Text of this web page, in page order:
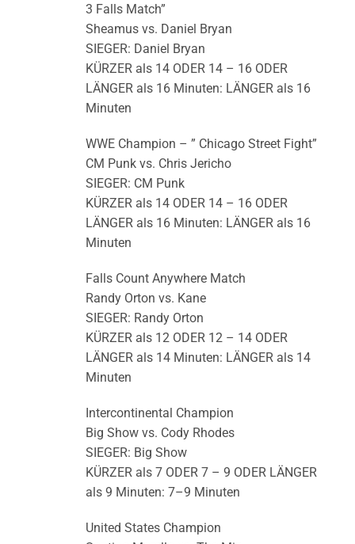
3 Falls Match”
Sheamus vs. Daniel Bryan
SIEGER: Daniel Bryan
KÜRZER als 14 ODER 14 – 16 ODER
LÄNGER als 16 Minuten: LÄNGER als 16
Minuten
WWE Champion – ” Chicago Street Fight”
CM Punk vs. Chris Jericho
SIEGER: CM Punk
KÜRZER als 14 ODER 14 – 16 ODER
LÄNGER als 16 Minuten: LÄNGER als 16
Minuten
Falls Count Anywhere Match
Randy Orton vs. Kane
SIEGER: Randy Orton
KÜRZER als 12 ODER 12 – 14 ODER
LÄNGER als 14 Minuten: LÄNGER als 14
Minuten
Intercontinental Champion
Big Show vs. Cody Rhodes
SIEGER: Big Show
KÜRZER als 7 ODER 7 – 9 ODER LÄNGER
als 9 Minuten: 7–9 Minuten
United States Champion